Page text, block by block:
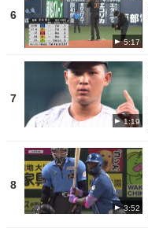
6
5:17
7
1:19
8
3:52